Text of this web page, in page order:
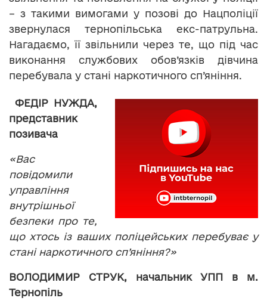
– з такими вимогами у позові до Нацполіції
звернулася тернопільська екс-патрульна.
Нагадаємо, її звільнили через те, що під час
виконання службових обов’язків дівчина
перебувала у стані наркотичного сп’яніння.
ФЕДІР НУЖДА,
представник
позивача
«Вас
повідомили
управління
внутрішньої
безпеки про те,
що хтось із ваших поліцейських перебуває у
стані наркотичного сп’яніння?»
ВОЛОДИМИР СТРУК, начальник УПП в м.
Тернопіль